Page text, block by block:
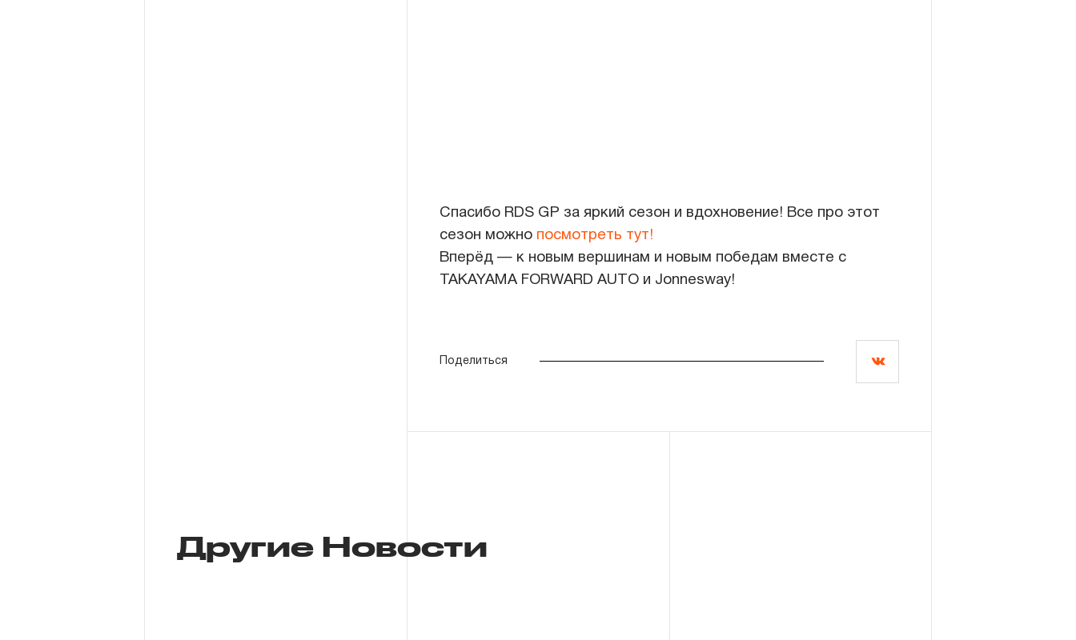
Спасибо RDS GP за яркий сезон и вдохновение! Все про этот
сезон можно посмотреть тут!
Вперёд — к новым вершинам и новым победам вместе с
TAKAYAMA FORWARD AUTO и Jonnesway!
Поделиться
Другие Новости